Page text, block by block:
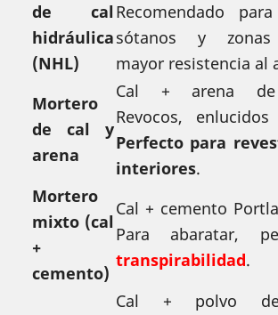
de cal
hidráulica
(NHL)
Recomendado
sótanos y zonas
mayor resistencia al
Mortero
de cal y
arena
Cal + arena de
Revocos,
Perfecto para
interiores.
Mortero
mixto (cal
+
cemento)
Cal + cemento
Para abaratar,
transpirabilidad.
Cal + polvo de